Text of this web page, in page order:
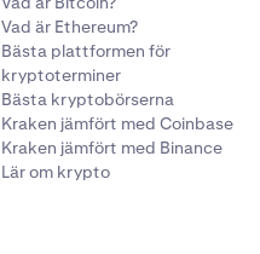
Vad är Ethereum?
Bästa plattformen för
kryptoterminer
Bästa kryptobörserna
Kraken jämfört med Coinbase
Kraken jämfört med Binance
Lär om krypto